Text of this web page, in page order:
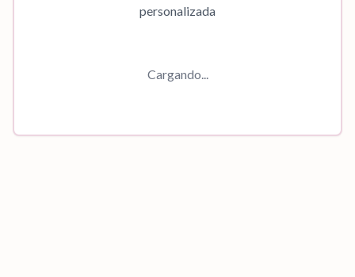
personalizada
Cargando...